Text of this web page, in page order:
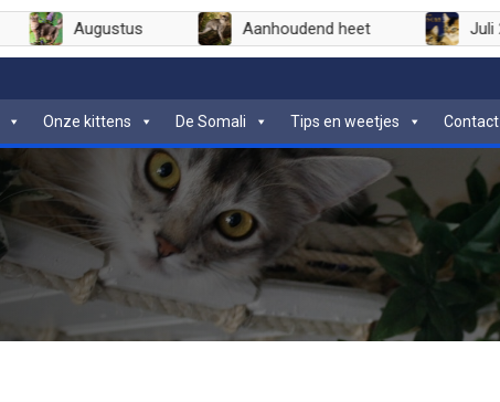
Augustus Aanhoudend heet
Onze kittens De Somali Tips en weetjes Contact